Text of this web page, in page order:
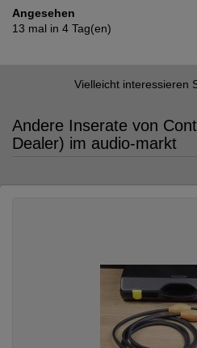
Angesehen
13 mal in 4 Tag(en)
Vielleicht interessieren
Andere Inserate von
Dealer) im audio-markt